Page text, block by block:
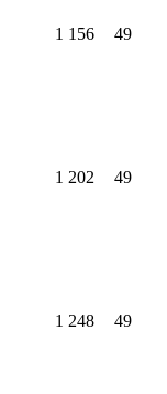
1 156 49
1 202 49
1 248 49